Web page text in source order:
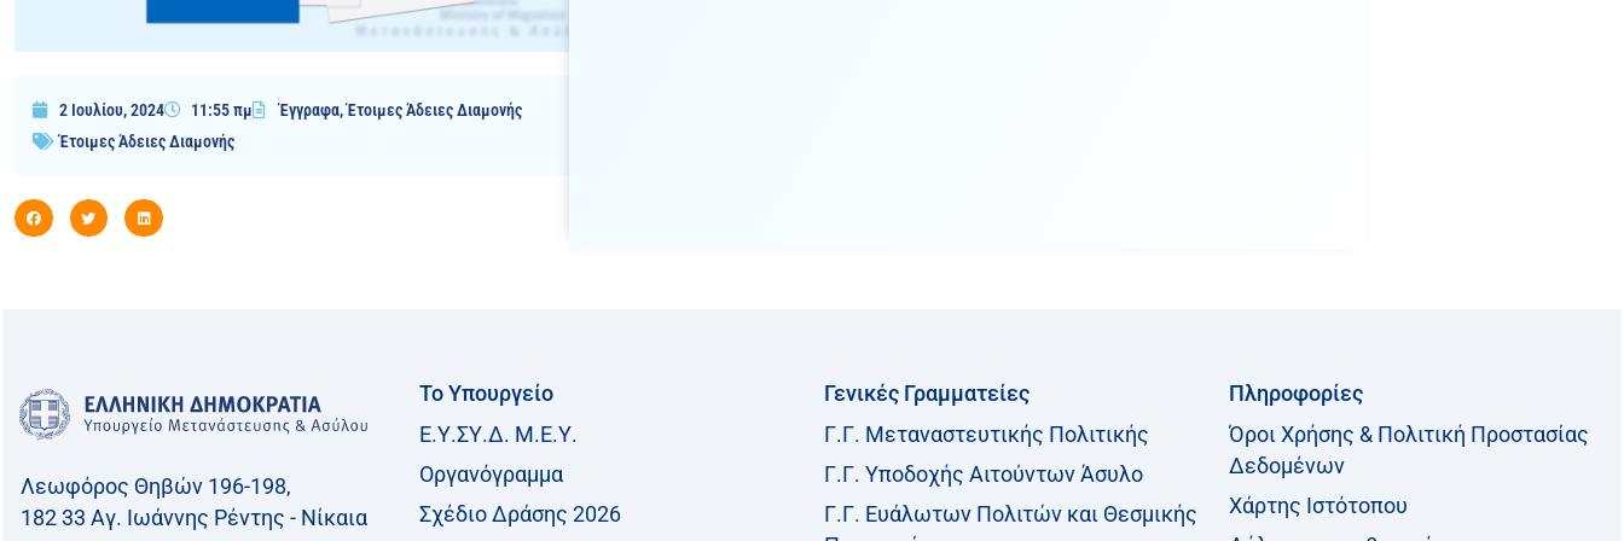
2 Ιουλίου, 2024 11:55 πμ Έγγραφα,Έτοιμες Άδειες Διαμονής
Έτοιμες Άδειες Διαμονής
Λεωφόρος Θηβών 196-198,
182 33 Aγ. Ιωάννης Ρέντης - Νίκαια
Το Υπουργείο
Ε.Υ.ΣΥ.Δ. Μ.Ε.Υ.
Οργανόγραμμα
Σχέδιο Δράσης 2026
Γενικές Γραμματείες
Γ.Γ. Μεταναστευτικής Πολιτικής
Γ.Γ. Υποδοχής Αιτούντων Άσυλο
Γ.Γ. Ευάλωτων Πολιτών και Θεσμικής
Πληροφορίες
Όροι Χρήσης & Πολιτική Προστασίας
Δεδομένων
Χάρτης Ιστότοπου